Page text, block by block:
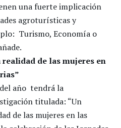
una fuerte implicación
agroturísticas y
Turismo, Economía o
realidad de las mujeres en
año tendrá la
titulada: “Un
de las mujeres en las